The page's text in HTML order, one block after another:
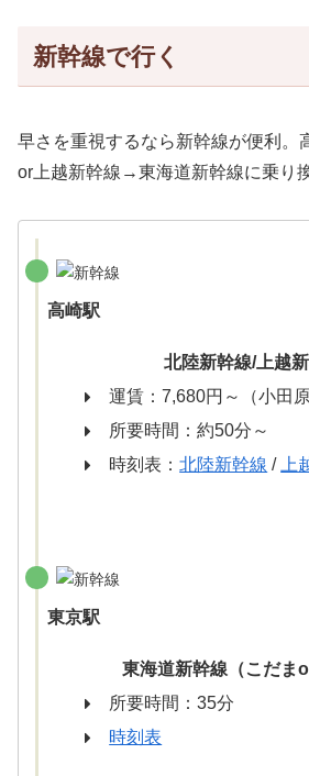
新幹線で行く
早さを重視するなら新幹線が便利。
or上越新幹線→東海道新幹線に乗り
高崎駅
北陸新幹線/上越
運賃：7,680円～（小田原
所要時間：約50分～
時刻表：北陸新幹線 / 上
東京駅
東海道新幹線（こだま
所要時間：35分
時刻表